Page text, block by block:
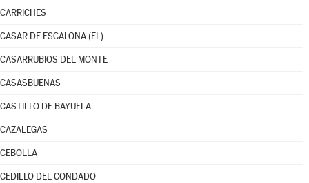
CARRICHES
CASAR DE ESCALONA (EL)
CASARRUBIOS DEL MONTE
CASASBUENAS
CASTILLO DE BAYUELA
CAZALEGAS
CEBOLLA
CEDILLO DEL CONDADO